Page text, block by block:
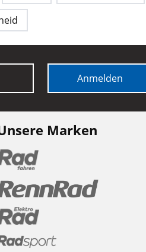
Anmelden
Marken